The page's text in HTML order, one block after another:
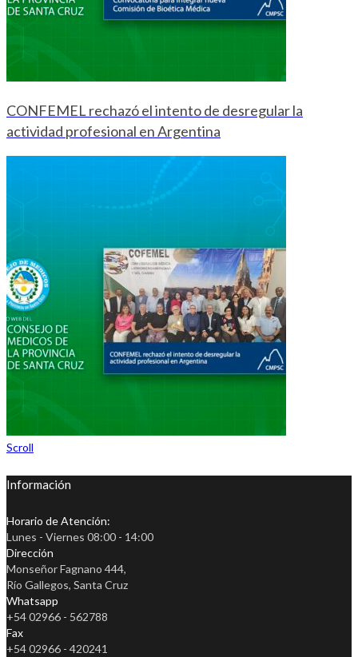
CONFEMEL rechazó el intento de desregular la
actividad profesional en Argentina
Scroll
Información
Horario de Atención:
Lunes - Viernes 08:00 - 14:00
Dirección
Monseñor Fagnano 444,
Río Gallegos, Santa Cruz
Whatsapp
+54 02966 - 562788
Fax
+54 02966 - 420241